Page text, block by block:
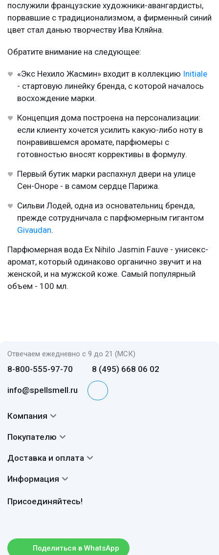
послужили французские художники-авангардисты,
порвавшие с традиционализмом, а фирменный синий
цвет стал данью творчеству Ива Кляйна.
Обратите внимание на следующее:
«Экс Нехило Жасмин» входит в коллекцию Initiale
- стартовую линейку бренда, с которой началось
восхождение марки.
Концепция дома построена на персонализации:
если клиенту хочется усилить какую-либо ноту в
понравившемся аромате, парфюмеры с
готовностью вносят коррективы в формулу.
Первый бутик марки распахнул двери на улице
Сен-Оноре - в самом сердце Парижа.
Сильви Лодей, одна из основательниц бренда,
прежде сотрудничала с парфюмерным гигантом
Givaudan.
Парфюмерная вода Ex Nihilo Jasmin Fauve - унисекс-
аромат, который одинаково органично звучит и на
женской, и на мужской коже. Самый популярный
объем - 100 мл.
Отвечаем ежедневно с 9 до 21 (МСК)
8-800-555-97-70 8 (495) 668 06 02
info@spellsmell.ru
Поделиться в WhatsApp
Присоединяйтесь!
Компания
Авторы
Сертификаты
Покупателю
Вопросы и ответы
Отзывы
Рассылка
Доставка и оплата
Доставка
Возврат
Информация
Защита персональных данных